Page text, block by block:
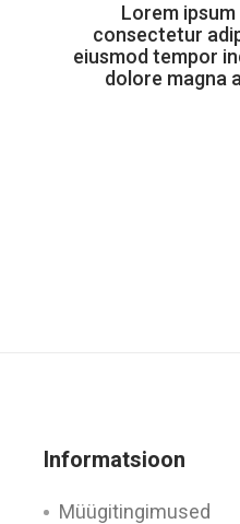
Lorem
consectetur
eiusmod tempor
dolore magna
Informatsioon
Müügitingimused